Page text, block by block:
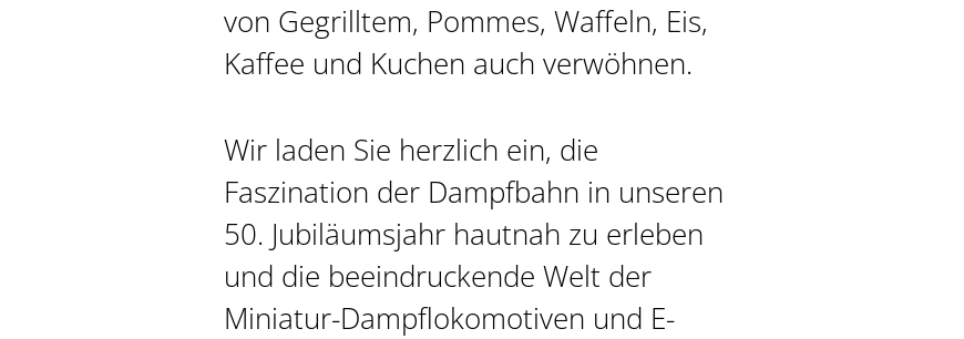
von Gegrilltem, Pommes, Waffeln, Eis,
Kaffee und Kuchen auch verwöhnen.
Wir laden Sie herzlich ein, die
Faszination der Dampfbahn in unseren
50. Jubiläumsjahr hautnah zu erleben
und die beeindruckende Welt der
Miniatur-Dampflokomotiven und E-